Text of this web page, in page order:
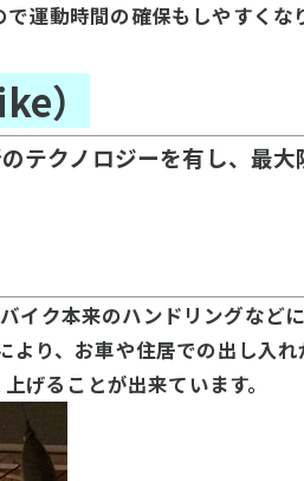
で運動時間の確保もしやすくな
）
クノロジーを有し、最大
ク本来のハンドリングなど
り、お車や住居での出し入
げることが出来ています。